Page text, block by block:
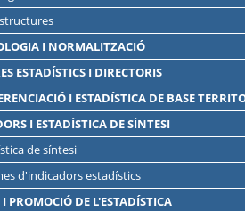
I NORMALITZACIÓ
ESTADÍSTICS I DIRECTORIS
I ESTADÍSTICA DE BASE
I ESTADÍSTICA DE SÍNTESI
de síntesi
d'indicadors estadístics
PROMOCIÓ DE L'ESTADÍSTICA